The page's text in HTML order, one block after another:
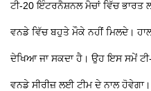
ਟੀ-20 ਇੰਟਰਨੈਸ਼ਨਲ ਮੈਚਾਂ ਵਿੱਚ ਭਾਰਤ
ਵਨਡੇ ਵਿੱਚ ਬਹੁਤੇ ਮੌਕੇ ਨਹੀਂ ਮਿਲਦੇ।
ਦੇਖਿਆ ਜਾ ਸਕਦਾ ਹੈ। ਉਹ ਇਸ ਸਮੇਂ
ਵਨਡੇ ਸੀਰੀਜ਼ ਲਈ ਟੀਮ ਦੇ ਨਾਲ ਹੋਵੇਗਾ।